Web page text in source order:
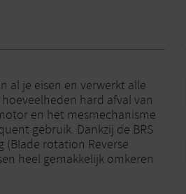
al je eisen en verwerkt alle
hard afval van
en het mesmechanisme
gebruik. Dankzij de BRS
rotation Reverse
heel gemakkelijk omkeren